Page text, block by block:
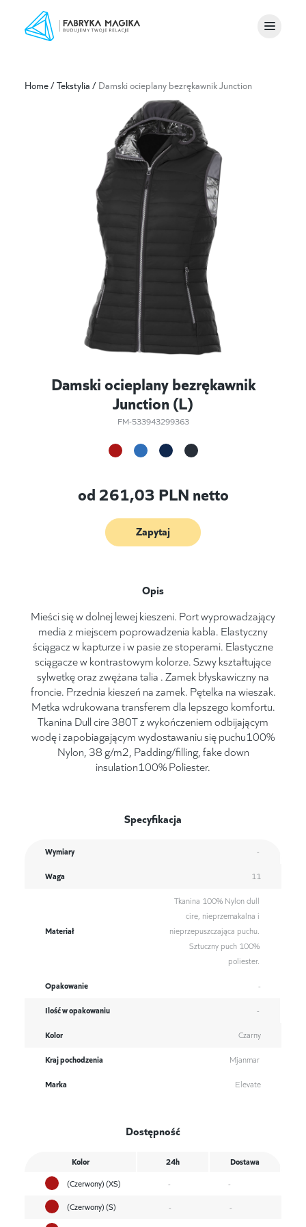
Home/Tekstylia / Damski ocieplany bezrękawnik Junction
Damski ocieplany bezrękawnik
Junction (L)
FM-533943299363
od261,03 PLN netto
Zapytaj
Opis
Mieści się w dolnej lewej kieszeni. Port wyprowadzający
media z miejscem poprowadzenia kabla. Elastyczny
ściągacz w kapturze i w pasie ze stoperami. Elastyczne
sciągacze w kontrastowym kolorze. Szwy kształtujące
sylwetkę oraz zwężana talia . Zamek błyskawiczny na
froncie. Przednia kieszeń na zamek. Pętelka na wieszak.
Metka wdrukowana transferem dla lepszego komfortu.
Tkanina Dull cire 380T z wykończeniem odbijającym
wodę i zapobiagającym wydostawaniu się puchu100%
Nylon, 38 g/m2, Padding/filling, fake down
insulation100% Poliester.
Specyfikacja
Wymiary -
Waga 11
Materiał
Tkanina 100% Nylon dull
cire, nieprzemakalna i
nieprzepuszczająca puchu.
Sztuczny puch 100%
poliester.
Opakowanie -
Ilość w opakowaniu -
Kolor Czarny
Kraj pochodzenia Mjanmar
Marka Elevate
Dostępność
Kolor 24h
Dostawa
(Czerwony) (XS)
-
-
(Czerwony) (S)
-
-